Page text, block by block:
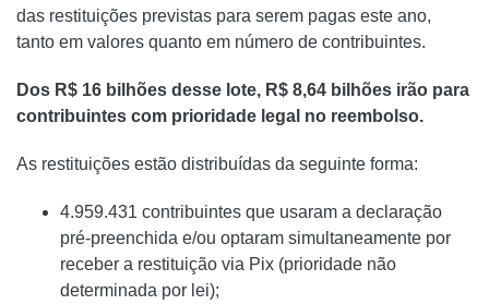
das restituições previstas para serem pagas este ano,
tanto em valores quanto em número de contribuintes.
Dos R$ 16 bilhões desse lote, R$ 8,64 bilhões irão para
contribuintes com prioridade legal no reembolso.
As restituições estão distribuídas da seguinte forma:
4.959.431 contribuintes que usaram a declaração
pré-preenchida e/ou optaram simultaneamente por
receber a restituição via Pix (prioridade não
determinada por lei);